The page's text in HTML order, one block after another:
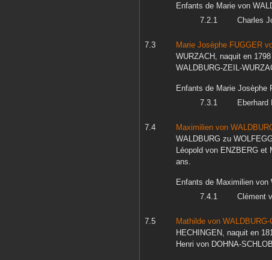
Enfants de Marie von
Charles
Marie Josèphe FUGGER
WURZACH , naquit en 1798
WALDBURG-ZEIL-
Enfants de Marie Josèphe
Eberhard
Maximilien von
WALDBURG zu
Léopold von ENZBERG et
ans.
Enfants de Maximilien von
Clément
Mathilde von
HECHINGEN, naquit en
Henri von DOHNA-